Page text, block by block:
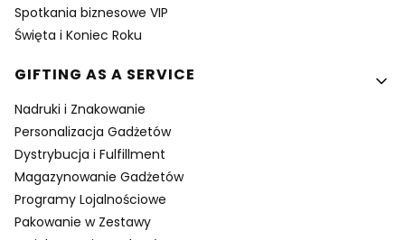
Spotkania biznesowe VIP
Święta i Koniec Roku
GIFTING AS A SERVICE
Nadruki i Znakowanie
Personalizacja Gadżetów
Dystrybucja i Fulfillment
Magazynowanie Gadżetów
Programy Lojalnościowe
Pakowanie w Zestawy